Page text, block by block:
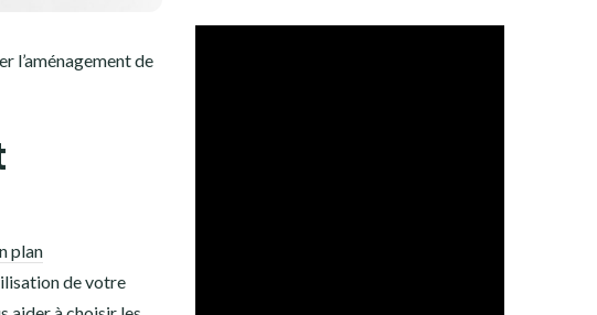
l’aménagement de
plan
de votre